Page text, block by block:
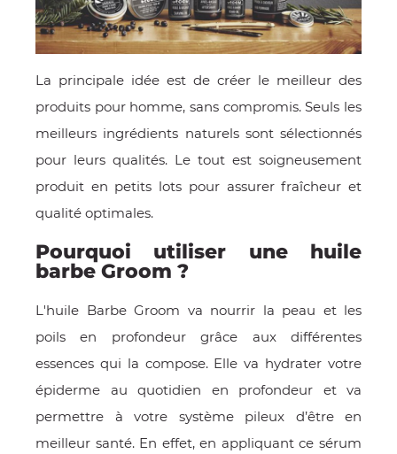
La principale idée est de créer le meilleur des
produits pour homme, sans compromis. Seuls les
meilleurs ingrédients naturels sont sélectionnés
pour leurs qualités. Le tout est soigneusement
produit en petits lots pour assurer fraîcheur et
qualité optimales.
Pourquoi utiliser une huile
barbe Groom ?
L'huile Barbe Groom va nourrir la peau et les
poils en profondeur grâce aux différentes
essences qui la compose. Elle va hydrater votre
épiderme au quotidien en profondeur et va
permettre à votre système pileux d’être en
meilleur santé. En effet, en appliquant ce sérum